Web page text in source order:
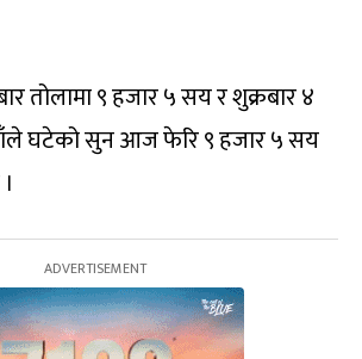
तोलामा ९ हजार ५ सय र शुक्रबार ४
घटेको सुन आज फेरि ९ हजार ५ सय